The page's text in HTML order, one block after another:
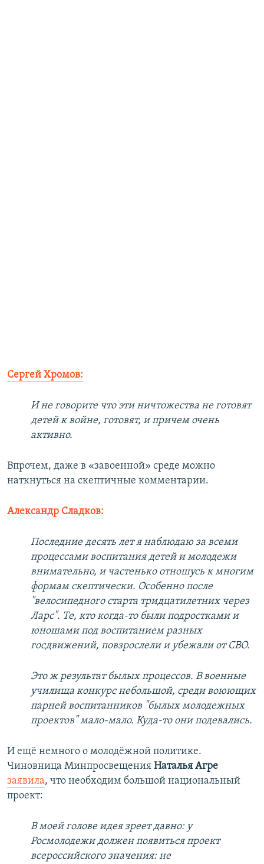
Сергей Хромов:
И не говорите что эти ничтожества не готовят
детей к войне, готовят, и причем очень
активно.
Впрочем, даже в «завоенной» среде можно
наткнуться на скептичные комментарии.
Александр Сладков:
Последние десять лет я наблюдаю за всеми
процессами воспитания детей и молодежи
внимательно, и частенько отношусь к многим
формам скептически. Особенно после
"велосипедного старта тридцатилетних через
Ларс". Те, кто когда-то были подростками и
юношами под воспитанием разных
госдвижений, повзрослели и убежали от СВО.
Это ж результат былых процессов. В военные
училища конкурс небольшой, среди воюющих
парней воспитанников "былых молодежных
проектов" мало-мало. Куда-то они подевались.
И ещё немного о молодёжной политике.
Чиновница Минпросвещения Наталья Агре
заявила, что необходим большой национальный
проект:
В моей голове идея зреет давно: у
Росмолодежи должен появиться проект
всероссийского значения: не